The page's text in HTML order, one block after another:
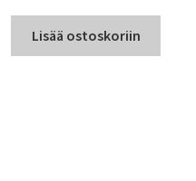
Lisää ostoskoriin